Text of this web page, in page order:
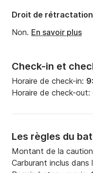
Check-in et
Horaire de check-in:
Horaire de check-out:
Les règles du
Montant de la
Carburant inclus dans
Droit de
Non. En savoir plus